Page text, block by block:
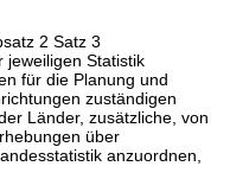
2 Satz 3
jeweiligen Statistik
für die Planung und
zuständigen
Länder, zusätzliche, von
über
anzuordnen,